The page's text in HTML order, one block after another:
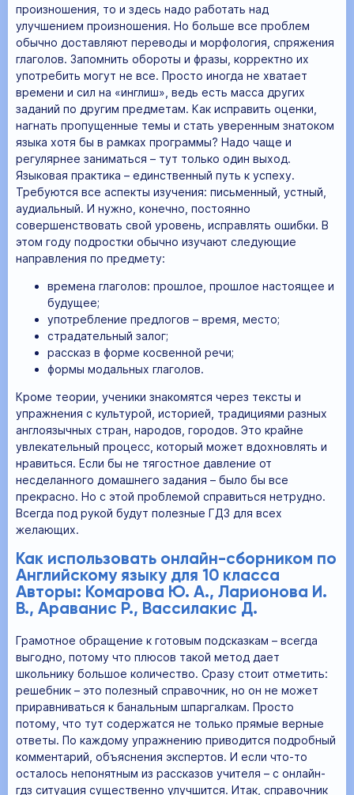
произношения, то и здесь надо работать над
улучшением произношения. Но больше все проблем
обычно доставляют переводы и морфология, спряжения
глаголов. Запомнить обороты и фразы, корректно их
употребить могут не все. Просто иногда не хватает
времени и сил на «инглиш», ведь есть масса других
заданий по другим предметам. Как исправить оценки,
нагнать пропущенные темы и стать уверенным знатоком
языка хотя бы в рамках программы? Надо чаще и
регулярнее заниматься – тут только один выход.
Языковая практика – единственный путь к успеху.
Требуются все аспекты изучения: письменный, устный,
аудиальный. И нужно, конечно, постоянно
совершенствовать свой уровень, исправлять ошибки. В
этом году подростки обычно изучают следующие
направления по предмету:
времена глаголов: прошлое, прошлое настоящее и
будущее;
употребление предлогов – время, место;
страдательный залог;
рассказ в форме косвенной речи;
формы модальных глаголов.
Кроме теории, ученики знакомятся через тексты и
упражнения с культурой, историей, традициями разных
англоязычных стран, народов, городов. Это крайне
увлекательный процесс, который может вдохновлять и
нравиться. Если бы не тягостное давление от
несделанного домашнего задания – было бы все
прекрасно. Но с этой проблемой справиться нетрудно.
Всегда под рукой будут полезные ГДЗ для всех
желающих.
Как использовать онлайн-сборником по
Английскому языку для 10 класса
Авторы: Комарова Ю. А., Ларионова И.
В., Араванис Р., Вассилакис Д.
Грамотное обращение к готовым подсказкам – всегда
выгодно, потому что плюсов такой метод дает
школьнику большое количество. Сразу стоит отметить:
решебник – это полезный справочник, но он не может
приравниваться к банальным шпаргалкам. Просто
потому, что тут содержатся не только прямые верные
ответы. По каждому упражнению приводится подробный
комментарий, объяснения экспертов. И если что-то
осталось непонятным из рассказов учителя – с онлайн-
гдз ситуация существенно улучшится. Итак, справочник